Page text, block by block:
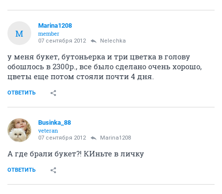
M
Marina1208
member
07 сентября 2012 Nelechka
у меня букет, бутоньерка и три цветка в голову
обошлось в 2300р., все было сделано очень хорошо,
цветы еще потом стояли почти 4 дня.
ОТВЕТИТЬ
Businka_88
veteran
07 сентября 2012 Marina1208
А где брали букет?! КИньте в личку
ОТВЕТИТЬ